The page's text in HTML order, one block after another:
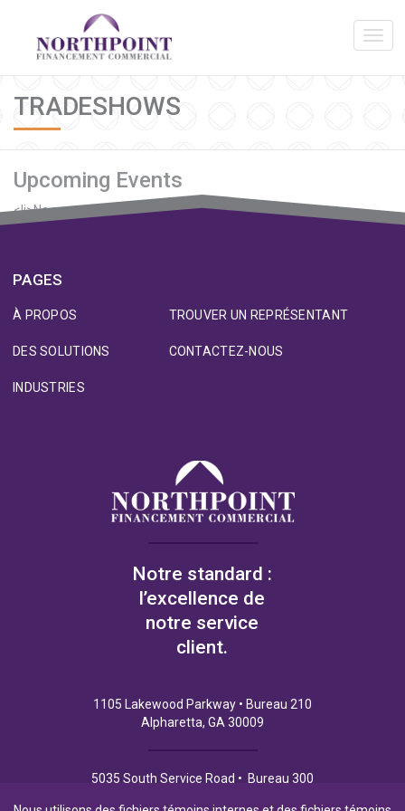
TRADESHOWS
Upcoming Events
<li>No events in this category</li>
PAGES
À PROPOS
DES SOLUTIONS
INDUSTRIES
TROUVER UN REPRÉSENTANT
CONTACTEZ-NOUS
Notre standard :
l’excellence de
notre service
client.
1105 Lakewood Parkway • Bureau 210
Alpharetta, GA 30009
5035 South Service Road • Bureau 300